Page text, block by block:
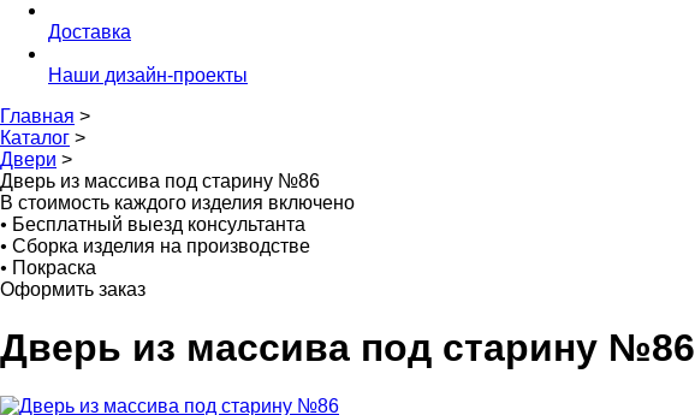
Доставка
Наши дизайн-проекты
Главная >
Каталог >
Двери >
Дверь из массива под старину №86
В стоимость каждого изделия включено
• Бесплатный выезд консультанта
• Сборка изделия на производстве
• Покраска
Оформить заказ
Дверь из массива под старину №86